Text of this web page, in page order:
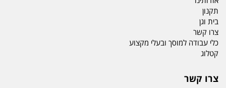
תקנון
בית וגן
צרו קשר
כלי עבודה למוסך ובעלי מקצוע
קטלוג
צרו קשר